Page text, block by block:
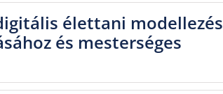
élettani modellezés
és mesterséges